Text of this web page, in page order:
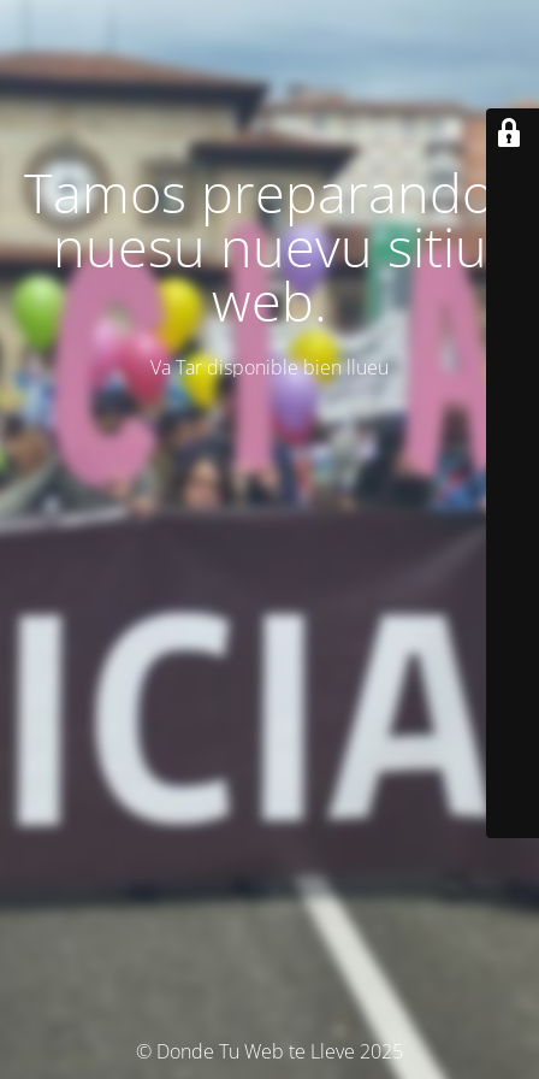
Tamos preparando'l
nuesu nuevu sitiu
web.
Va Tar disponible bien llueu
© Donde Tu Web te Lleve 2025